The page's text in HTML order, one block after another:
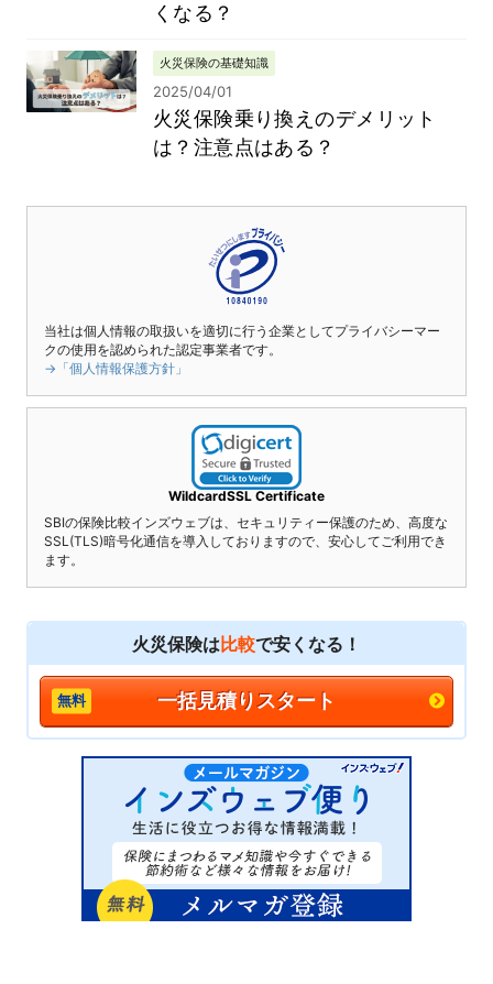
くなる？
火災保険の基礎知識
2025/04/01
火災保険乗り換えのデメリット
は？注意点はある？
当社は個人情報の取扱いを適切に行う企業としてプライバシーマー
クの使用を認められた認定事業者です。
→「個人情報保護方針」
WildcardSSL Certificate
SBIの保険比較インズウェブは、セキュリティー保護のため、高度な
SSL(TLS)暗号化通信を導入しておりますので、安心してご利用でき
ます。
火災保険は比較で安くなる！
一括見積りスタート